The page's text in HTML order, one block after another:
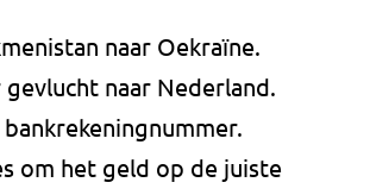
naar Oekraïne.
naar Nederland.
om het geld op de juiste